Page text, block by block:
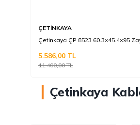
ÇETİNKAYA
Çetinkaya ÇP 8523 60.3×45.4×95
11.400,00TL
5.586,00 TL
Çetinkaya